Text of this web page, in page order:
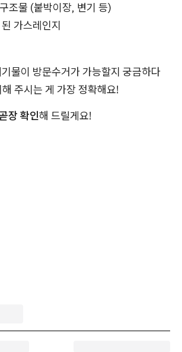
조물 (붙박이장, 변기 등)
가스레인지
물이 방문수거가 가능할지 궁금하다
주시는 게 가장 정확해요!
장 확인해 드릴게요!